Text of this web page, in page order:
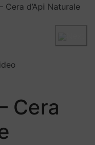
Cera d’Api Naturale
Cera